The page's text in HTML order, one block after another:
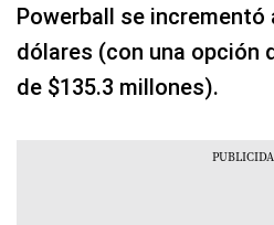
Powerball se incrementó
dólares (con una opción
de $135.3 millones).